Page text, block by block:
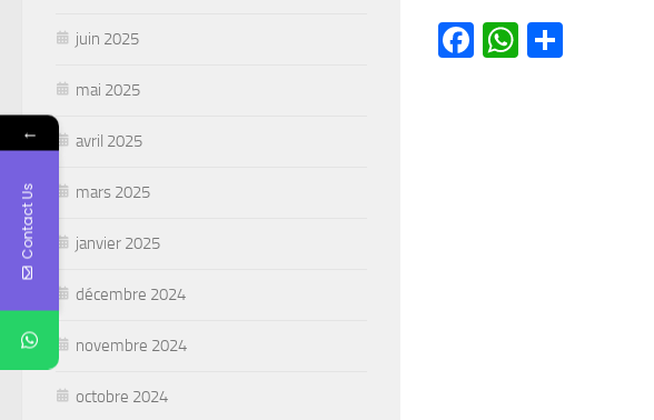
Facebook
WhatsApp
juin 2025
mai 2025
avril 2025
mars 2025
janvier 2025
décembre 2024
novembre 2024
octobre 2024
←
Contact Us